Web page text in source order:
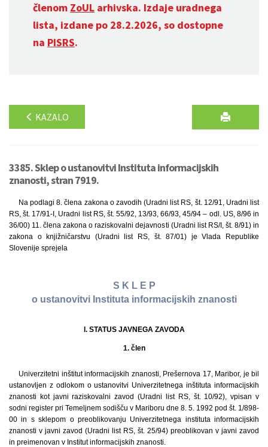
členom ZoUL arhivska. Izdaje uradnega
lista, izdane po 28.2.2026, so dostopne
na PISRS.
KAZALO
3385. Sklep o ustanovitvi Instituta informacijskih
znanosti, stran 7919.
Na podlagi 8. člena zakona o zavodih (Uradni list RS, št. 12/91, Uradni list
RS, št. 17/91-I, Uradni list RS, št. 55/92, 13/93, 66/93, 45/94 – odl. US, 8/96 in
36/00) 11. člena zakona o raziskovalni dejavnosti (Uradni list RS/I, št. 8/91) in
zakona o knjižničarstvu (Uradni list RS, št. 87/01) je Vlada Republike
Slovenije sprejela
S K L E P
o ustanovitvi Instituta informacijskih znanosti
I. STATUS JAVNEGA ZAVODA
1. člen
Univerzitetni inštitut informacijskih znanosti, Prešernova 17, Maribor, je bil
ustanovljen z odlokom o ustanovitvi Univerzitetnega inštituta informacijskih
znanosti kot javni raziskovalni zavod (Uradni list RS, št. 10/92), vpisan v
sodni register pri Temeljnem sodišču v Mariboru dne 8. 5. 1992 pod št. 1/898-
00 in s sklepom o preoblikovanju Univerzitetnega instituta informacijskih
znanosti v javni zavod (Uradni list RS, št. 25/94) preoblikovan v javni zavod
in preimenovan v Institut informacijskih znanosti.